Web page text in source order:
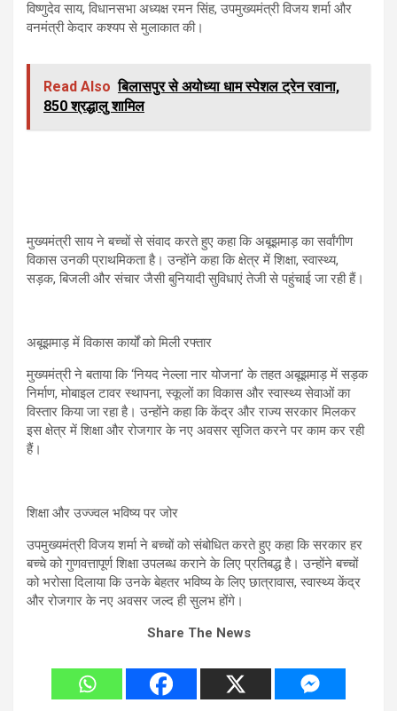
विष्णुदेव साय, विधानसभा अध्यक्ष रमन सिंह, उपमुख्यमंत्री विजय शर्मा और
वनमंत्री केदार कश्यप से मुलाकात की।
Read Also बिलासपुर से अयोध्या धाम स्पेशल ट्रेन रवाना,
850 श्रद्धालु शामिल
मुख्यमंत्री साय ने बच्चों से संवाद करते हुए कहा कि अबूझमाड़ का सर्वांगीण
विकास उनकी प्राथमिकता है। उन्होंने कहा कि क्षेत्र में शिक्षा, स्वास्थ्य,
सड़क, बिजली और संचार जैसी बुनियादी सुविधाएं तेजी से पहुंचाई जा रही हैं।
अबूझमाड़ में विकास कार्यों को मिली रफ्तार
मुख्यमंत्री ने बताया कि ‘नियद नेल्ला नार योजना’ के तहत अबूझमाड़ में सड़क
निर्माण, मोबाइल टावर स्थापना, स्कूलों का विकास और स्वास्थ्य सेवाओं का
विस्तार किया जा रहा है। उन्होंने कहा कि केंद्र और राज्य सरकार मिलकर
इस क्षेत्र में शिक्षा और रोजगार के नए अवसर सृजित करने पर काम कर रही
हैं।
शिक्षा और उज्ज्वल भविष्य पर जोर
उपमुख्यमंत्री विजय शर्मा ने बच्चों को संबोधित करते हुए कहा कि सरकार हर
बच्चे को गुणवत्तापूर्ण शिक्षा उपलब्ध कराने के लिए प्रतिबद्ध है। उन्होंने बच्चों
को भरोसा दिलाया कि उनके बेहतर भविष्य के लिए छात्रावास, स्वास्थ्य केंद्र
और रोजगार के नए अवसर जल्द ही सुलभ होंगे।
Share The News